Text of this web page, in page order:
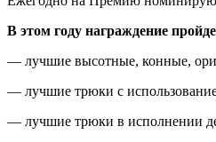
В этом году награждение
— лучшие высотные, конные,
— лучшие трюки с
— лучшие трюки в исполнении